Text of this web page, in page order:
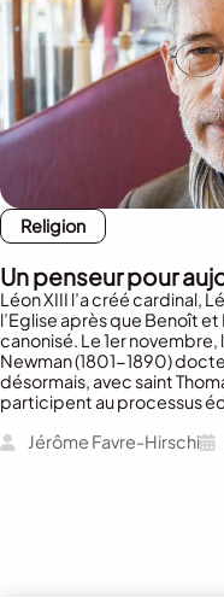
Religion
Un penseur pour
Léon XIII l’a créé cardinal,
l’Eglise après que Benoît
canonisé. Le 1er
Newman (1801-1890)
désormais, avec saint
participent au processus
Jérôme Favre-Hirschi